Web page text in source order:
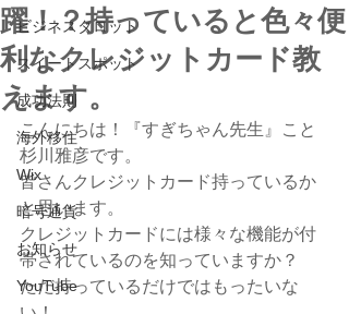
ビジネスタロット
スイートスポット
成功法則
海外移住
Wix
暗号通貨
お知らせ
YouTube
躍！？持っていると色々便
利なクレジットカード教
えます。
こんにちは！『すぎちゃん先生』こと
杉川雅彦です。
皆さんクレジットカード持っているか
と思います。
クレジットカードには様々な機能が付
帯されているのを知っていますか？
ただ持っているだけではもったいな